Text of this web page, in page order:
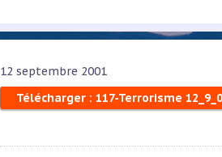
12 septembre 2001
Télécharger : 117-Terrorisme